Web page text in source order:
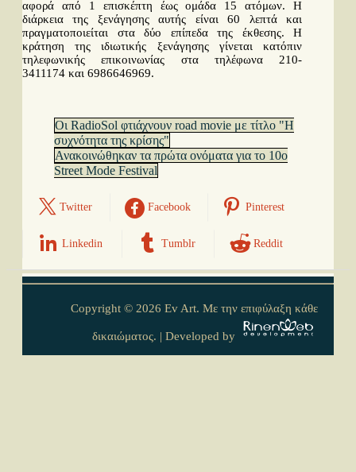
αφορά από 1 επισκέπτη έως ομάδα 15 ατόμων. Η
διάρκεια της ξενάγησης αυτής είναι 60 λεπτά και
πραγματοποιείται στα δύο επίπεδα της έκθεσης. Η
κράτηση της ιδιωτικής ξενάγησης γίνεται κατόπιν
τηλεφωνικής επικοινωνίας στα τηλέφωνα 210-
3411174 και 6986646969.
Οι RadioSol φτιάχνουν road movie με τίτλο "Η
συχνότητα της κρίσης"
Ανακοινώθηκαν τα πρώτα ονόματα για το 10ο
Street Mode Festival
Twitter Facebook Pinterest
Linkedin Tumblr Reddit
Press Kit
Όροι Χρήσης
Facebook
Youtube
Copyright © 2026 Ev Art. Με την επιφύλαξη κάθε
δικαιώματος. | Developed by